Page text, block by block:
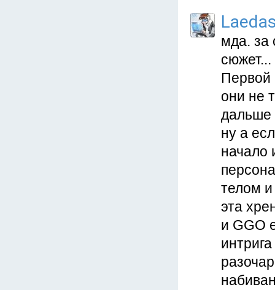
мда. за
Первой
они не
дальше
ну а
начало
телом и
эта
и GGO